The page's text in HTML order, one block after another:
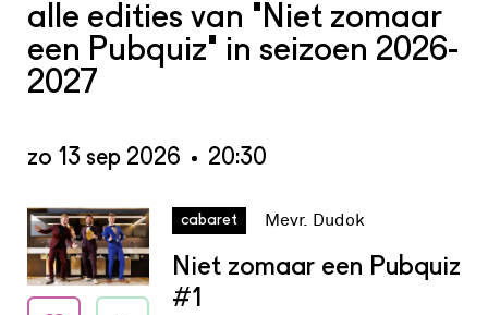
alle edities van 'Niet zomaar
een Pubquiz' in seizoen 2026-
2027
Niet zomaar een Pubquiz
#1
Datum: zo 13 sep 2026 - 20:30
cabaret Mevr. Dudok
zo 13 sep 2026 20:30